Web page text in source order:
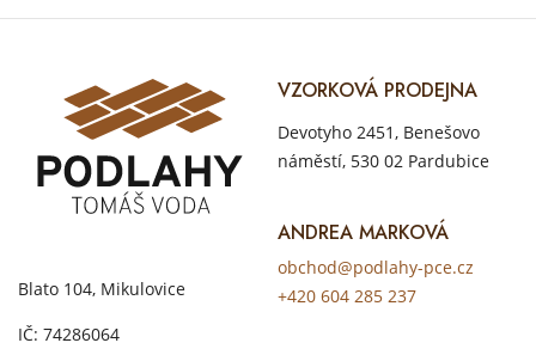
Blato 104, Mikulovice
IČ: 74286064
VZORKOVÁ PRODEJNA
Devotyho 2451, Benešovo
náměstí, 530 02 Pardubice
ANDREA MARKOVÁ
obchod@podlahy-pce.cz
+420 604 285 237